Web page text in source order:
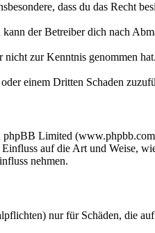
dass du das Recht
der Betreiber dich nach
zur Kenntnis genommen
einem Dritten Schaden
phpBB Limited
auf die Art und Weise,
nehmen.
nur für Schäden, die